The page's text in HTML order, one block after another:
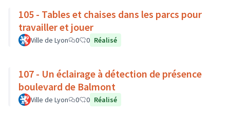
105 - Tables et chaises dans les parcs pour
travailler et jouer
Ville de Lyon 0 0 Réalisé
107 - Un éclairage à détection de présence
boulevard de Balmont
Ville de Lyon 0 0 Réalisé